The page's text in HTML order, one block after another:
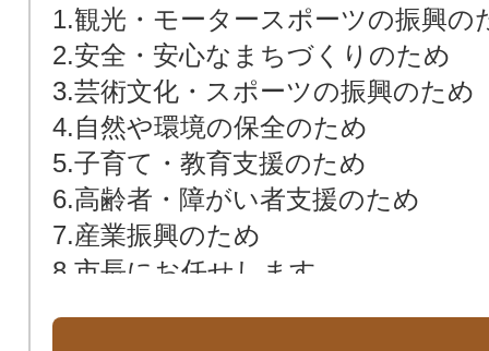
1.観光・モータースポーツの振興の
2.安全・安心なまちづくりのため
3.芸術文化・スポーツの振興のため
4.自然や環境の保全のため
5.子育て・教育支援のため
6.高齢者・障がい者支援のため
7.産業振興のため
8.市長にお任せします